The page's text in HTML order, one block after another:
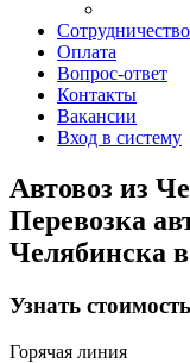
Сотрудничество
Оплата
Вопрос-ответ
Контакты
Вакансии
Вход в систему
Автовоз из
Перевозка
Челябинска
Узнать
Горячая линия